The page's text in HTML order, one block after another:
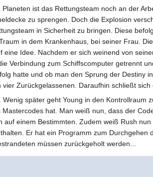
Planeten ist das Rettungsteam noch an der
zu sprengen. Doch die Explosion
in Sicherheit zu bringen. Diese
in dem Krankenhaus, bei seiner Frau.
eine Idee. Nachdem er sich weinend von
Verbindung zum Schiffscomputer getrennt
hatte und ob man den Sprung der Destiny
vier Zurückgelassenen. Daraufhin schließt sich
später geht Young in den Kontrollraum
hat. Man weiß nun, dass der
auf einem Bestimmten. Zudem weiß Rush
Er hat ein Programm zum Durchgehen
müssen zurückgeholt werden...